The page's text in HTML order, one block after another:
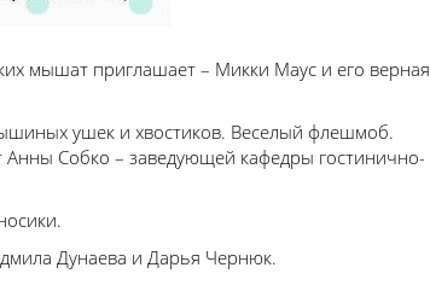
мышат приглашает – Микки Маус и его верная
ушек и хвостиков. Веселый флешмоб.
Анны Собко – заведующей кафедры гостинично-
Дунаева и Дарья Чернюк.